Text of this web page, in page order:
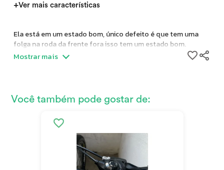
+Ver mais características
Ela está em um estado bom, único defeito é que tem uma
folga na roda da frente fora isso tem um estado bom.
Mostrar mais
Você também pode gostar de: